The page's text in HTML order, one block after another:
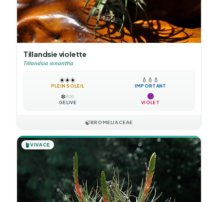
Tillandsie violette
Tillandsia ionantha
☀️☀️☀️
PLEIN SOLEIL
💧 💧 💧
IMPORTANT
❄️❄️❄️
GÉLIVE VIOLET
🍃BROMELIACEAE
🪴VIVACE